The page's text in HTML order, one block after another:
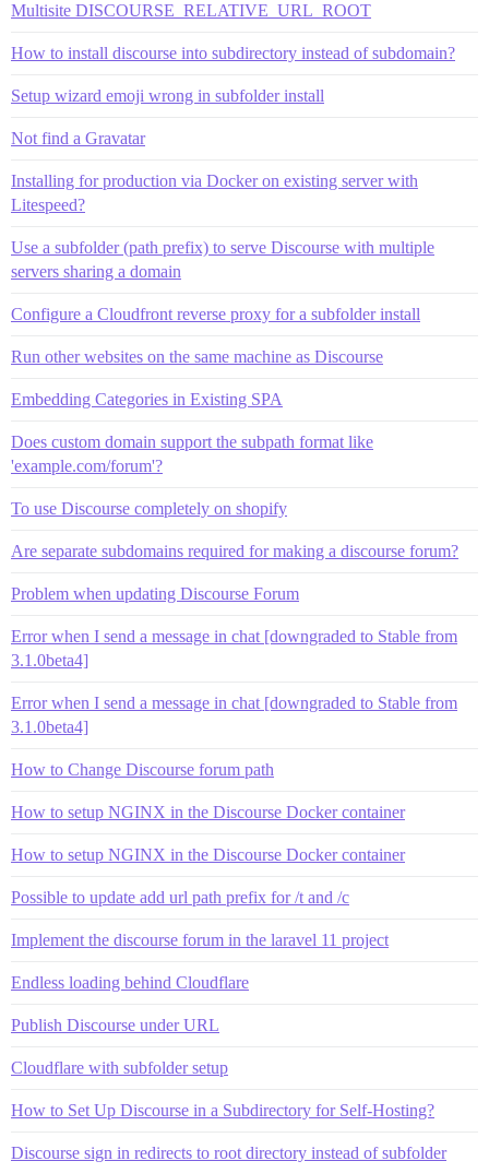
Multisite DISCOURSE_RELATIVE_URL_ROOT
How to install discourse into subdirectory instead of subdomain?
Setup wizard emoji wrong in subfolder install
Not find a Gravatar
Installing for production via Docker on existing server with
Litespeed?
Use a subfolder (path prefix) to serve Discourse with multiple
servers sharing a domain
Configure a Cloudfront reverse proxy for a subfolder install
Run other websites on the same machine as Discourse
Embedding Categories in Existing SPA
Does custom domain support the subpath format like
'example.com/forum'?
To use Discourse completely on shopify
Are separate subdomains required for making a discourse forum?
Problem when updating Discourse Forum
Error when I send a message in chat [downgraded to Stable from
3.1.0beta4]
Error when I send a message in chat [downgraded to Stable from
3.1.0beta4]
How to Change Discourse forum path
How to setup NGINX in the Discourse Docker container
How to setup NGINX in the Discourse Docker container
Possible to update add url path prefix for /t and /c
Implement the discourse forum in the laravel 11 project
Endless loading behind Cloudflare
Publish Discourse under URL
Cloudflare with subfolder setup
How to Set Up Discourse in a Subdirectory for Self-Hosting?
Discourse sign in redirects to root directory instead of subfolder